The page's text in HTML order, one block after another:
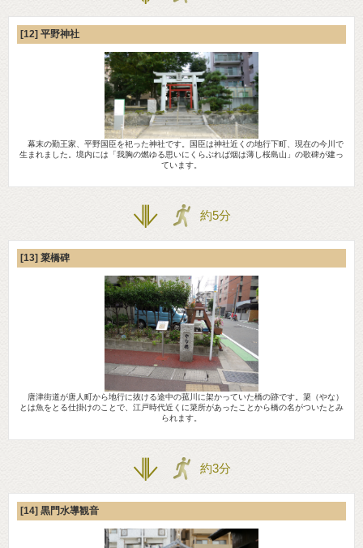
[12] 平野神社
幕末の勤王家、平野国臣を祀った神社です。国臣は神社近くの地行下町、現在の今川で
生まれました。境内には「我胸の燃ゆる思いにくらぶれば烟は薄し桜島山」の歌碑が建っ
ています。
約5分
[13] 簗橋碑
唐津街道が唐人町から地行に抜ける途中の菰川に架かっていた橋の跡です。簗（やな）
とは魚をとる仕掛けのことで、江戸時代近くに簗所があったことから橋の名がついたとみ
られます。
約3分
[14] 黒門水導観音